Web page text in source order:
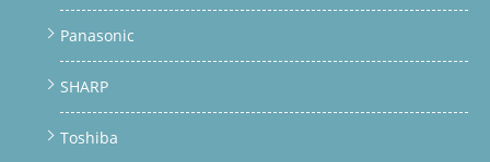
Panasonic
SHARP
Toshiba